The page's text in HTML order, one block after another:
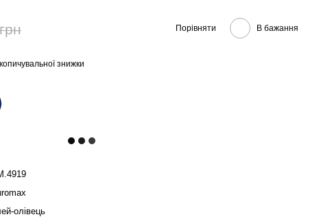
Порівняти В бажання
знижки
олівець